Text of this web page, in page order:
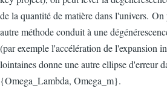
de la quantité de matière dans l'univers.
autre méthode conduit à une
(par exemple l'accélération de l'expansion
lointaines donne une autre ellipse d'erreur
{Omega_Lambda, Omega_m}.